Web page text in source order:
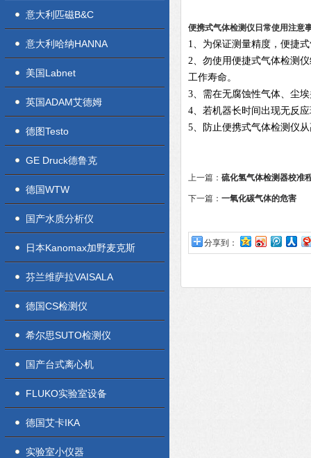
意大利匹磁B&C
意大利哈纳HANNA
美国Labnet
英国ADAM艾德姆
德图Testo
GE Druck德鲁克
德国WTW
国产水质分析仪
日本Kanomax加野麦克斯
芬兰维萨拉VAISALA
德国CS检测仪
希尔思SUTO检测仪
国产台式离心机
FLUKO实验室设备
德国艾卡IKA
实验室小仪器
便携式气体检测仪日常使用注意
1、为保证测量精度，便捷
2、勿使用便捷式气体检测
工作寿命。
3、需在无腐蚀性气体、尘
4、若机器长时间出现无反
5、防止便携式气体检测仪
上一篇： 硫化氢气体检测器校准
下一篇： 一氧化碳气体的危害
分享到：